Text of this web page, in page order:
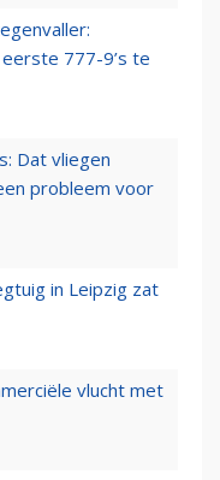
777-9’s te
Dat vliegen
probleem voor
in Leipzig zat
vlucht met